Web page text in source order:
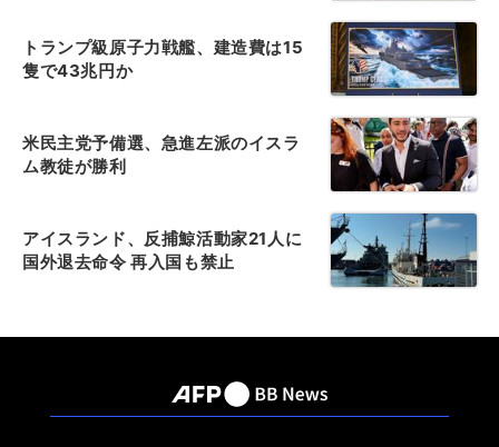
トランプ級原子力戦艦、建造費は15
隻で43兆円か
米民主党予備選、急進左派のイスラ
ム教徒が勝利
アイスランド、反捕鯨活動家21人に
国外退去命令 再入国も禁止